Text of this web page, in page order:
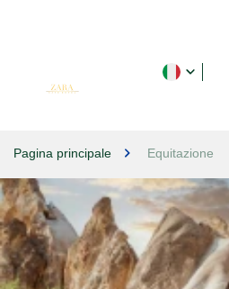
Pagina principale Equitazione